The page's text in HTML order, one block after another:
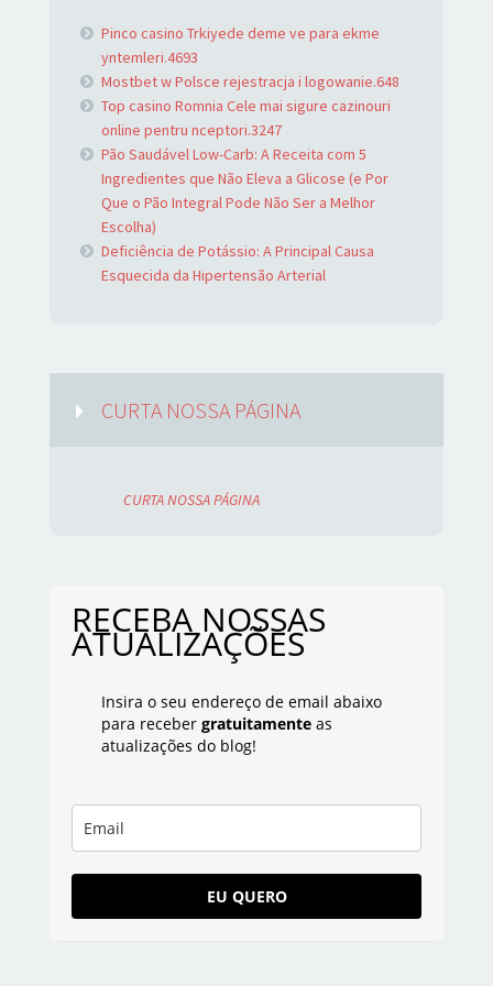
Pinco casino Trkiyede deme ve para ekme
yntemleri.4693
Mostbet w Polsce rejestracja i logowanie.648
Top casino Romnia Cele mai sigure cazinouri
online pentru nceptori.3247
Pão Saudável Low-Carb: A Receita com 5
Ingredientes que Não Eleva a Glicose (e Por
Que o Pão Integral Pode Não Ser a Melhor
Escolha)
Deficiência de Potássio: A Principal Causa
Esquecida da Hipertensão Arterial
CURTA NOSSA PÁGINA
CURTA NOSSA PÁGINA
RECEBA NOSSAS
ATUALIZAÇÕES
Insira o seu endereço de email abaixo
para receber gratuitamenteas
atualizações do blog!
EU QUERO